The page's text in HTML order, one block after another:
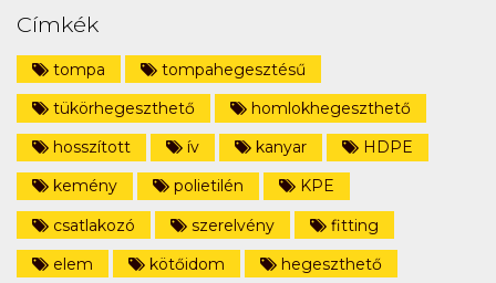
Címkék
tompa
tompahegesztésű
tükörhegeszthető
homlokhegeszthető
hosszított
ív kanyar
HDPE
kemény
polietilén
KPE
csatlakozó
szerelvény
fitting
elem
kötőidom
hegeszthető